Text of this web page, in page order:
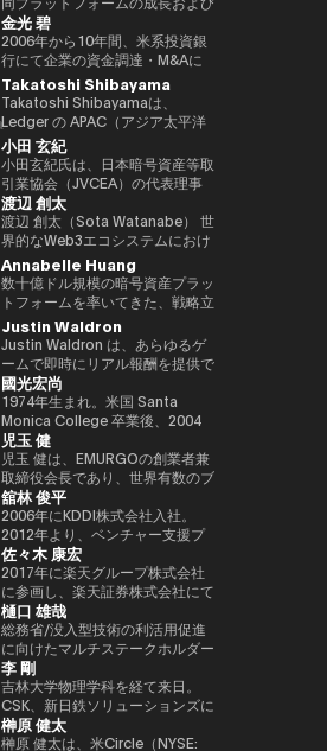
はNFTを中心とした複数の子会社
や製品群を展開しており、さらに
540社を超えるブロックチェーン
関連企業に投資を行い、世界最大
級のブロックチェーン投資ポート
フォリオを築いています。 Yat氏
はこれまでに数多くの栄誉を受け
ており、世界経済フォーラムの
「Global Leader of
Tomorrow」、DHL/SCMP
Awardsの「Young
Entrepreneur of the Year」、さ
らにCointelegraphによる「ブロ
ックチェーン業界で注目すべき
100人」の一人にも選ばれていま
す。 また、Yat氏はクラシック音
楽の正式な訓練を受けた音楽家で
もあり、BAFTA（英国映画テレ
ビ芸術アカデミー）のアドバイザ
リーボードメンバー、ならびに
Asian Youth Orchestraの理事も
務めています。 必要であれば、
講演者紹介向けにさらに自然で洗
練された日本語版にも整えられま
す。
Supercycle』は高い評価を受
け、2024年11月上旬におけるビ
ットコインの史上最高値更新を正
確に予測したことで注目を集め
た。 デジタル資産分野に参入す
る以前には、Market Wire（現
GlobeNewswire） を創業。同社
は現在、Apollo Global
Management 傘下で約5億ドル
規模の事業部門となっている。ま
た、消費者向けインターネット黎
明期におけるマーケティングの先
駆者として、The Motley Fool、
America Online Greenhouse、
Earthlink の立ち上げをはじめ、
数十に及ぶ著名なインターネット
ブランドの成長に関与した。 学
歴としては、ニューヨーク州立大
学バッファロー校にてクリエイテ
ィブ・ライティングの修士号を取
得。シラキュース大学にて二つの
学士号を取得しており、2000年
以降、同大学の名門 Newhouse
School of Public
Communications のアドバイザ
リーボードメンバーも務めてい
る。 さらにターピンは、プエル
トリコにおけるビットコインおよ
び暗号資産コミュニティの先駆者
とも見なされており、2016年初
頭にはこの分野において初の投資
家向け優遇認定（Investor
Decree）を受けている。
修。
融規制、ガバナンス、コンプライ
アンスの分野で深い専門性を備え
ています。 ローマ大学トル・ヴ
ェルガータ校にて、健全性規制お
よび監督当局の制裁権限をテーマ
とする法学博士号を取得していま
す。
を推進する責任を負っています。
彼は、セキュリティ、ソフトウェ
ア、クラウド、AIエコシステムに
おける主要な戦略的パートナーシ
ップと販売を、グローバル市場全
体で主導しています。 2011年に
レノボに参加して以来、Terence
Ngは、セキュリティ、エンター
テインメント、Eコマース、フィ
ンテックなどのセクターにわたる
主要なインターネット企業とのレ
ノボのパートナーシップをグロー
バルにリードしてきました。ま
た、戦略的なAR/VRパートナー
シップも推進しました。
Terence Ngは、ソニーエレクト
ロニクス、ヒューレット・パッカ
ード、Navteq Corporation、ノ
キアなどの主要なテクノロジーブ
ランドで、マーケティング、製品
開発、ビジネス開発の役割を20
年以上にわたって経験してきまし
た。彼はテクノロジー業界でビジ
ネス戦略をリードする確かな実績
を築いています。 Terence Ng
は、シンガポールの南洋理工大学
でビジネス学の学士号を取得しま
した。彼は現在、シンガポールを
拠点としており、ブロックチェー
ンとAI技術の熱心なファンです。
内の法改正に関する提言や自主規
制ルールの策定等に尽力すると共
に、暗号資産交換業者である
bitFlyer USA, Inc.のCEO、
bitFlyer EUROPE S.A.のチェアマ
ンを歴任。グローバルな視点で暗
号資産交換業業界の発展に貢献。
2018年に自主規制団体である一
般社団法人日本仮想通貨交換業協
会（現、一般社団法人日本暗号資
産等取引業協会：JVCEA）を発
起人として設立。内閣官房主催の
官民データ活用推進基本計画実行
委員会にも有識者として出席。
現在、株式会社bitFlyer
Holdings代表取締役CEO、株式
会社bitFlyer 代表取締役、株式会
社bitFlyer Blockchain代表取締
役、bitFlyer USA, Inc.の
Director、株式会社Custodiem
の取締役を務めるほか、一般社団
法人日本ブロックチェーン協会
（JBA）代表理事を務める。 そ
の他にも、ISO/TC307国内審議
委員会Committee会員、防衛省
オピニオンリーダーなども務め、
創業以来掲げるbitFlyerのミッシ
ョンである「ブロックチェーンで
世界を簡単に。」の実現に向け、
様々な場面でweb3業界の発展に
向け意欲的に活動中。
ユーザー体験の中核を担う、戦略
的イニシアティブおよびエコシス
テム・パートナーシップを統括し
ている。 彼の取り組みは、DeFi
連携、法定通貨のオン／オフラン
プ、MEV（最大抽出価値）対
策、そしてコア・インフラパート
ナーシップなど、幅広い重要領域
に及び、世界中の何百万人ものユ
ーザーにとって、暗号資産をより
使いやすく、安全で、スケーラブ
ルなものにすることを目的として
いる。 Nick は、プロダクト、セ
キュリティ、エンジニアリング、
マーケティングといった各部門と
密接に連携しながら、ユーザー体
験とブロックチェーン技術の交差
点におけるイノベーションを推進
している。 「コードを現実世界
の価値へと変換する」ことに重点
を置き、Nick はセルフカストデ
ィ型ウォレットを次世代の金融イ
ンフラとして進化させる役割を担
い、その未来を形作っている。
金光 碧
2006年から10年間、米系投資銀
行にて企業の資金調達・M&Aに
係るデリバティブストラクチャリ
ング業務に従事。2016年に株式
会社bitFlyer入社後、CFOやPRを
経て財務規制関連体制整備 を担
当。2022年より新規事業を担当
し、現在はグループCPO。2025
年より株式会社Custodiem 取締
役として、国内暗号資産ETF組成
プロジェクト等を推進。
Takatoshi Shibayama
Takatoshi Shibayamaは、
Ledger の APAC（アジア太平洋
地域）統括責任者（Head of
APAC）を務めている。Web3 業
界および機関投資家向けに、デジ
タル資産のセキュリティソリュー
ション提供を統括している。 こ
れまで 17年以上にわたり、企業
再生・ディストレスト投資分野の
アナリストおよび投資家として活
躍。JPMorgan や Goldman
Sachs などの投資銀行にてキャ
リアをスタートさせた後、米国の
ヘッジファンド Davidson
Kempner Capital Management
に参画。その後、シンガポールを
拠点とする投資ファンド 3D
Investment Partners を共同創業
した。 また、デジタル資産の担
保管理およびカストディサービス
を提供する Copper において
は、APAC 地域の収益統括責任者
（Head of Revenue APAC）を務
め、同社のアジア太平洋地域にお
ける事業成長を牽引した。
小田 玄紀
小田玄紀氏は、日本暗号資産等取
引業協会（JVCEA）の代表理事
（会長）、SBIホールディングス
の常務執行役員、そして株式会社
ビットポイントジャパンの代表取
締役を務める起業家、投資家、ビ
ジネス再生の専門家です。2001
年に自身の会社を設立して以降、
様々なビジネスを立ち上げてきま
した。2016年には暗号通貨交換
所Bitpointを設立し、CEOとな
りました。2019年には世界経済
フォーラムからヤング・グローバ
ル・リーダーに選出されました。
渡辺 創太
渡辺 創太（Sota Watanabe） 世
界的なWeb3エコシステムにおけ
るパイオニアであり、日本を代表
するテック起業家の一人。
Startale Groupの創業者兼CEO
として、「世界をオンチェーンに
する（Bringing the world
onchain）」というミッションの
もと、分散型インターネットのた
めの基盤インフラ構築を主導して
いる。 日本最大のパブリックブ
ロックチェーンであり、国内
Web3インフラの要石となった
Astar Networkを牽引したことで
その名を世界に広めた。また、キ
ャリアにおける重要なマイルスト
ーンとして、ソニーグループとの
連携のもと、Sony Block
Solutions Labsと共同開発した
イーサリアムレイヤー2ブロック
チェーン「Soneium（ソニュー
ム）」が挙げられる。この取り組
みは、日本のブロックチェーン技
術を、コンシューマー向けエンタ
ーテインメント、AI、そしてマス
アダプション（大衆への普及）が
交差する領域へと位置づけるもの
である。 トークン化されたデジ
Annabelle Huang
数十億ドル規模の暗号資産プラッ
トフォームを率いてきた、戦略立
案およびリーダーシップの豊富な
経験
Justin Waldron
Justin Waldron は、あらゆるゲ
ームで即時にリアル報酬を提供で
きるプラットフォーム play.fun
の創業者兼CEOです。また、
Playco の共同創業者兼社長を務
めるほか、渋谷区役所による取り
組みである Shibuya Startup
Support のアドバイザー、さら
に X&KSK のパートナーとして、
グローバル展開が期待される有望
な日本のスタートアップへの投資
も行っています。 60社以上に投
資するエンジェル投資家としても
活躍しており、特に Zynga の共
同創業者として広く知られていま
す。2021年には Business
Insider により「Top 100 Seed
Investors」の一人に選出されま
した。
國光宏尚
1974年生まれ。米国 Santa
Monica College 卒業後、2004
年に株式会社アットムービーに入
社。同年に取締役に就任し、映
画・テレビドラマのプロデュース
や新規事業の立ち上げを担当。
2007年に株式会社gumiを設立
し、代表取締役社長に就任。
2021年に同社を退任し、同年に
株式会社Thirdverseと2019年に
共同創業した株式会社フィナンシ
ェの代表取締役CEOに就任。著
書に『メタバースとWeb3』（エ
ムディエヌコーポレーション）が
ある。
児玉 健
児玉 健は、EMURGOの創業者兼
取締役会長であり、世界有数のブ
ロックチェーンプラットフォーム
であるCardanoの共同創業者の
一人です。暗号資産およびブロッ
クチェーン分野において10年以
上にわたり豊富な経験と先見性を
培い、グローバルな視点で業界の
発展を牽引してきました。ブロッ
クチェーン技術を通じて「信頼」
と「価値」の概念を再定義し、次
世代の金融イノベーションを創出
することを使命としています。
現在はシンガポールを拠点に
EMURGOを率い、グローバルな
金融バリューチェーンの構築を推
舘林 俊平
2006年にKDDI株式会社入社。
2012年より、ベンチャー支援プ
ログラムKDDI∞Laboやベンチャ
ー投資ファンド、 KDDI Open
Innovation Fundに関わり、主に
スポーツ、エンタメ、XR、
Web3領域での出資やアライアン
スを担当。 2025年4月より現
職。
佐々木 康宏
2017年に楽天グループ株式会社
に参画し、楽天証券株式会社にて
IT本部部長、フィンテック本部副
本部長を経て2018年9月より現
職。現在、国内暗号資産業界全体
のセキュリティレベル向上に貢献
するため、多岐にわたる施策を推
進中。JPCrypto-ISAC 代表理
事、JCBAセキュリティ・システ
ム部会長。東京工業大学大学院卒
樋口 雄哉
総務省/没入型技術の利活用促進
に向けたマルチステークホルダー
連携会合構成員大学卒業後カード
会社に就職。2006年にヤフーに
転職し、メディアや広告領域の事
業戦略策定、決済/銀行サービス
責任者を経験。 ジャパンネット
李 剛
吉林大学物理学科を経て来日。
CSK、新日鉄ソリューションズに
てCiscoネットワークの設計・構
築を担当する。2009年ネットス
榊原 健太
榊原 健太は、米Circle（NYSE: